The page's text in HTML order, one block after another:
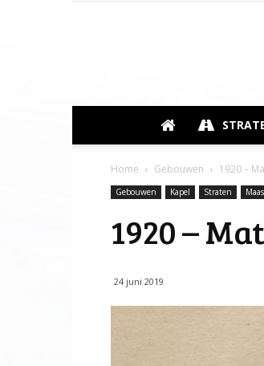
Home Gebouwen 1920 –
Gebouwen Kapel Straten
1920 –
24 juni 2019